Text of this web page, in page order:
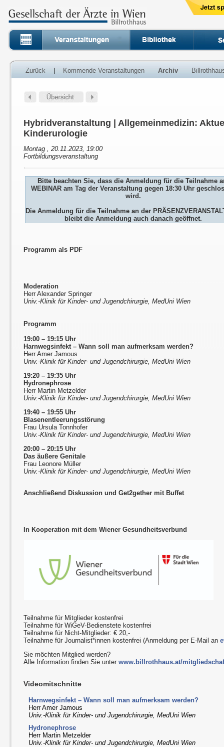
Zurück Kommende Veranstaltungen Archiv
Hybridveranstaltung | Allgemeinmedizin:
Kinderurologie
Montag , 20.11.2023, 19:00
Fortbildungsveranstaltung
Bitte beachten Sie, dass die Anmeldung für die Teilnahme
WEBINAR am Tag der Veranstaltung gegen 18:30 Uhr
wird.
Die Anmeldung für die Teilnahme an der
bleibt die Anmeldung auch danach geöffnet.
Programm als PDF
Moderation
Herr Alexander Springer
Univ.-Klinik für Kinder- und Jugendchirurgie, MedUni Wien
Programm
19:00 – 19:15 Uhr
Harnwegsinfekt – Wann soll man aufmerksam werden?
Herr Amer Jamous
Univ.-Klinik für Kinder- und Jugendchirurgie, MedUni Wien
19:20 – 19:35 Uhr
Hydronephrose
Herr Martin Metzelder
Univ.-Klinik für Kinder- und Jugendchirurgie, MedUni Wien
19:40 – 19:55 Uhr
Blasenentleerungsstörung
Frau Ursula Tonnhofer
Univ.-Klinik für Kinder- und Jugendchirurgie, MedUni Wien
20:00 – 20:15 Uhr
Das äußere Genitale
Frau Leonore Müller
Univ.-Klinik für Kinder- und Jugendchirurgie, MedUni Wien
Anschließend Diskussion und Get2gether mit Buffet
In Kooperation mit dem Wiener Gesundheitsverbund
Teilnahme für Mitglieder kostenfrei
Teilnahme für WiGeV-Bedienstete kostenfrei
Teilnahme für Nicht-Mitglieder: € 20,-
Teilnahme für Journalist*innen kostenfrei (Anmeldung per E-Mail an
Sie möchten Mitglied werden?
Alle Information finden Sie unterwww.billrothhaus.at/
Videomitschnitte
Harnwegsinfekt – Wann soll man aufmerksam werden?
Herr Amer Jamous
Univ.-Klinik für Kinder- und Jugendchirurgie, MedUni Wien
Hydronephrose
Herr Martin Metzelder
Univ.-Klinik für Kinder- und Jugendchirurgie, MedUni Wien